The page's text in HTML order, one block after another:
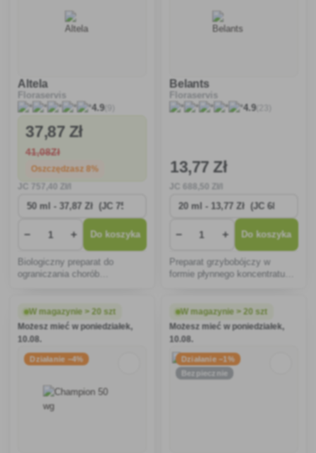
Altela
Floraservis
4.9(9)
37,87 Zł
41,08Zł
Oszczędzasz 8%
− + Do koszyka
Biologiczny preparat do
ograniczania chorób
truskawek, warzyw, drzew
owocowych i winorośli.
Belants
Floraservis
4.9(23)
13,77 Zł
− + Do koszyka
Preparat grzybobójczy w
formie płynnego koncentratu
przeznaczony do zwalczania
chorób grzybowych kukurydzy,
winorośli, ziarniaków i owoców
W magazynie > 20 szt
Możesz mieć w poniedziałek,
10.08.
Działanie −4%
W magazynie > 20 szt
Możesz mieć w poniedziałek,
10.08.
Działanie −1%
Bezpiecznie